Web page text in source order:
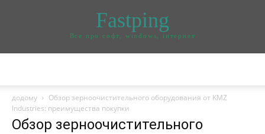
Fastping
Все про софт, windows, інтернет
додому
Обзор зерноочистительного оборудования от KMZ
Industries: преимущества покупки
Обзор зерноочистительного